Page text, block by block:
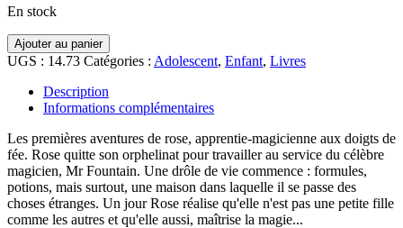
En stock
quantité
de
Rose
maison
magique,
dès
9
ans
Ajouter au panier
UGS : 14.73 Catégories : Adolescent, Enfant, Livres
Description
Informations complémentaires
Les premières aventures de rose, apprentie-magicienne aux doigts de
fée. Rose quitte son orphelinat pour travailler au service du célèbre
magicien, Mr Fountain. Une drôle de vie commence : formules,
potions, mais surtout, une maison dans laquelle il se passe des
choses étranges. Un jour Rose réalise qu'elle n'est pas une petite fille
comme les autres et qu'elle aussi, maîtrise la magie...